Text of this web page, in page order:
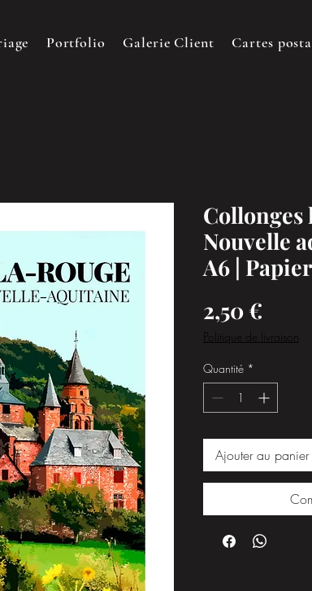
Portfolio Galerie Client Cartes
Collonges
Nouvelle
A6 |
2,50 €
Politique de livraison
Quantité *
Ajouter au panier